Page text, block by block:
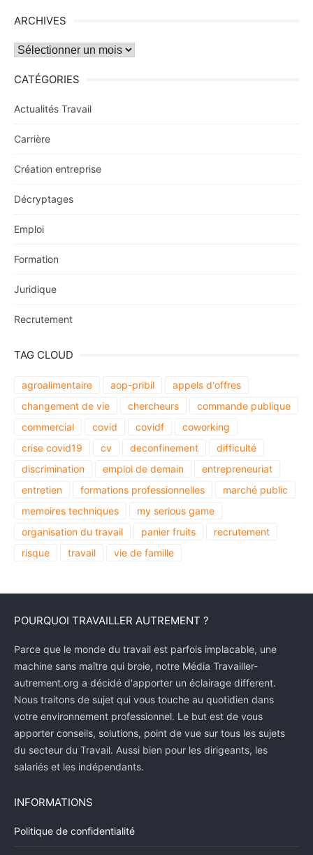
ARCHIVES
Archives
CATÉGORIES
Actualités Travail
Carrière
Création entreprise
Décryptages
Emploi
Formation
Juridique
Recrutement
TAG CLOUD
agroalimentaire aop-pribil
appels d'offres
changement de vie
chercheurs
commande publique
commercial
covid covidf
coworking
crise covid19
cv deconfinement
difficulté
discrimination
emploi de demain
entrepreneuriat
entretien
formations professionnelles
marché public
memoires techniques
my serious game
organisation du travail
panier fruits
recrutement
risque
travail vie de famille
POURQUOI TRAVAILLER AUTREMENT ?
Parce que le monde du travail est parfois implacable, une
machine sans maître qui broie, notre Média Travailler-
autrement.org a décidé d'apporter un éclairage different.
Nous traitons de sujet qui vous touche au quotidien dans
votre environnement professionnel. Le but est de vous
apporter conseils, solutions, point de vue sur tous les sujets
du secteur du Travail. Aussi bien pour les dirigeants, les
salariés et les indépendants.
INFORMATIONS
Politique de confidentialité